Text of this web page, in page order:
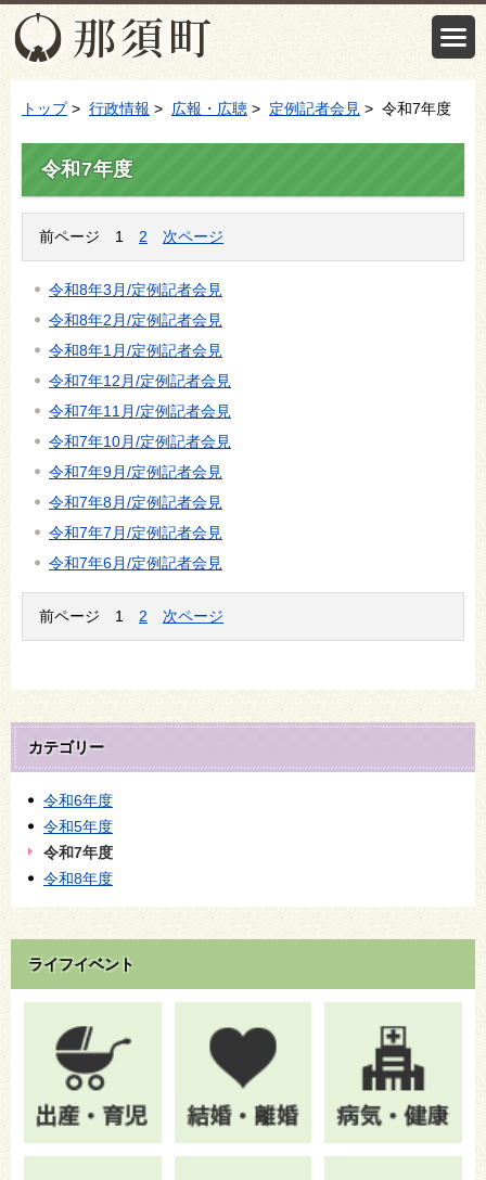
トップ> 行政情報 > 広報・広聴 > 定例記者会見 > 令和7年度
令和7年度
前ページ 1 2 次ページ
令和8年3月/定例記者会見
令和8年2月/定例記者会見
令和8年1月/定例記者会見
令和7年12月/定例記者会見
令和7年11月/定例記者会見
令和7年10月/定例記者会見
令和7年9月/定例記者会見
令和7年8月/定例記者会見
令和7年7月/定例記者会見
令和7年6月/定例記者会見
前ページ 1 2 次ページ
カテゴリー
令和6年度
令和5年度
令和7年度
令和8年度
ライフイベント